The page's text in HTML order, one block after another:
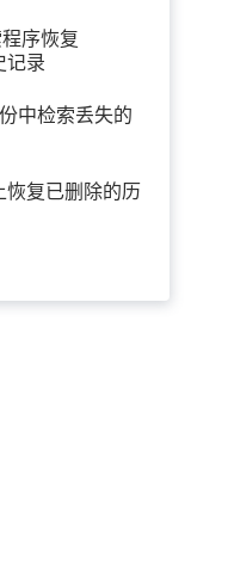
序恢复
记录
中检索丢失的
复已删除的历